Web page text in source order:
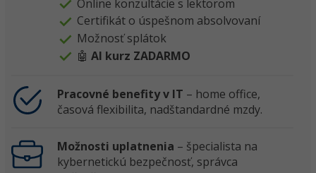
Online konzultácie s lektorom
Certifikát o úspešnom absolvovaní
Možnosť splátok
🤖 AI kurz ZADARMO
Pracovné benefity v IT – home office,
časová flexibilita, nadštandardné mzdy.
Možnosti uplatnenia – špecialista na
kybernetickú bezpečnosť, správca